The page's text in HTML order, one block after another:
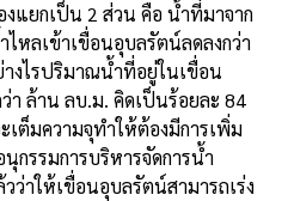
แยกเป็น 2 ส่วน คือ น้ำที่มาจาก
หลเข้าเขื่อนอุบลรัตน์ลดลงกว่า
งไรปริมาณน้ำที่อยู่ในเขื่อน
ล้าน ลบ.ม. คิดเป็นร้อยละ 84
เต็มความจุทำให้ต้องมีการเพิ่ม
กรรมการบริหารจัดการน้ำ
าให้เขื่อนอุบลรัตน์สามารถเร่ง